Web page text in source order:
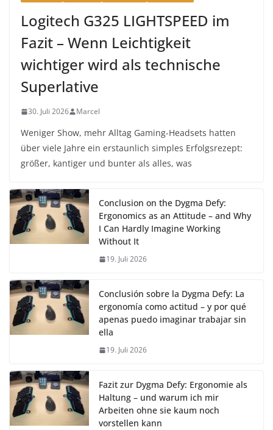
Logitech G325 LIGHTSPEED im
Fazit – Wenn Leichtigkeit
wichtiger wird als technische
Superlative
30. Juli 2026 Marcel
Weniger Show, mehr Alltag Gaming-Headsets hatten
über viele Jahre ein erstaunlich simples Erfolgsrezept:
größer, kantiger und bunter als alles, was
Conclusion on the Dygma Defy:
Ergonomics as an Attitude – and Why
I Can Hardly Imagine Working
Without It
19. Juli 2026
Conclusión sobre la Dygma Defy: La
ergonomía como actitud – y por qué
apenas puedo imaginar trabajar sin
ella
19. Juli 2026
Fazit zur Dygma Defy: Ergonomie als
Haltung – und warum ich mir
Arbeiten ohne sie kaum noch
vorstellen kann